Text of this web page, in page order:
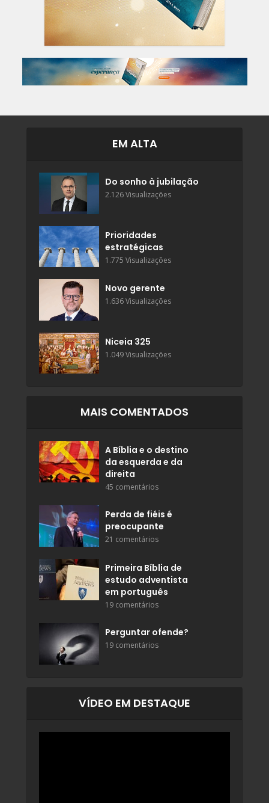
EM ALTA
Do sonho à jubilação
2.126 Visualizações
Prioridades
estratégicas
1.775 Visualizações
Novo gerente
1.636 Visualizações
Niceia 325
1.049 Visualizações
MAIS COMENTADOS
A Bíblia e o destino
da esquerda e da
direita
45 comentários
Perda de fiéis é
preocupante
21 comentários
Primeira Bíblia de
estudo adventista
em português
19 comentários
Perguntar ofende?
19 comentários
VÍDEO EM DESTAQUE